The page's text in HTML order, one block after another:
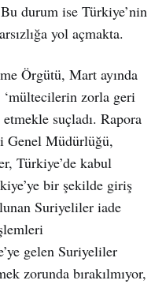
durum ise Türkiye’nin
yol açmakta.
Örgütü, Mart ayında
‘mültecilerin zorla geri
suçladı. Rapora
Genel Müdürlüğü,
Türkiye’de kabul
bir şekilde giriş
Suriyeliler iade
gelen Suriyeliler
zorunda bırakılmıyor,